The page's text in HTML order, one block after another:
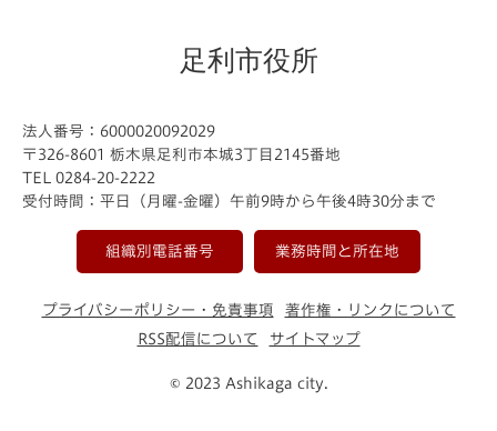
足利市役所
法人番号：6000020092029
〒326-8601 栃木県足利市本城3丁目2145番地
TEL 0284-20-2222
受付時間：平日（月曜-金曜）午前9時から午後4時30分まで
組織別電話番号 業務時間と所在地
プライバシーポリシー・免責事項
著作権・リンクについて
RSS配信について
サイトマップ
© 2023 Ashikaga city.